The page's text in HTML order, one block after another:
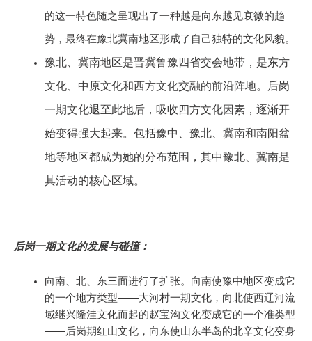
的这一特色随之呈现出了一种越是向东越见衰微的趋
势，最终在豫北冀南地区形成了自己独特的文化风貌。
豫北、冀南地区是晋冀鲁豫四省交会地带，是东方
文化、中原文化和西方文化交融的前沿阵地。后岗
一期文化退至此地后，吸收四方文化因素，逐渐开
始变得强大起来。包括豫中、豫北、冀南和南阳盆
地等地区都成为她的分布范围，其中豫北、冀南是
其活动的核心区域。
后岗一期文化的发展与碰撞：
向南、北、东三面进行了扩张。向南使豫中地区变成它
的一个地方类型——大河村一期文化，向北使西辽河流
域继兴隆洼文化而起的赵宝沟文化变成它的一个准类型
——后岗期红山文化，向东使山东半岛的北辛文化变身